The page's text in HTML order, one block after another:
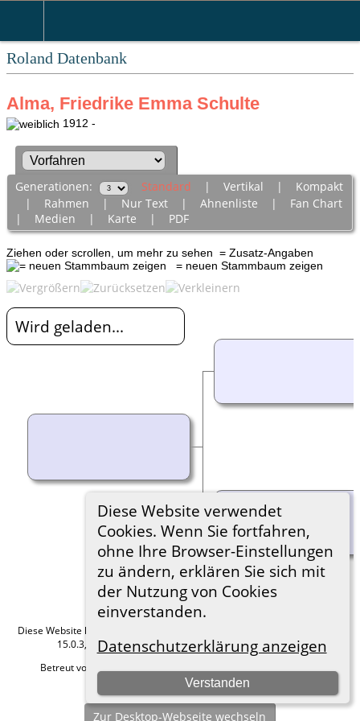
Roland Datenbank
Diese Website verwendet
Cookies. Wenn Sie fortfahren,
ohne Ihre Browser-Einstellungen
zu ändern, erklären Sie sich mit
der Nutzung von Cookies
einverstanden.
Datenschutzerklärung anzeigen
Verstanden
Alma, Friedrike Emma Schulte
1912 -
Generationen: Standard | Vertikal | Kompakt
| Rahmen | Nur Text| Ahnenliste | Fan Chart
| Medien | Karte | PDF
Ziehen oder scrollen, um mehr zu sehen = Zusatz-Angaben
= neuen Stammbaum zeigen
Wird geladen...
Diese Website läuft mit
15.0.3, programmiert von Darrin Lythgoe © 2001-2026.
Betreut von
Hier geht es zum Impressum
Zur Desktop-Webseite wechseln